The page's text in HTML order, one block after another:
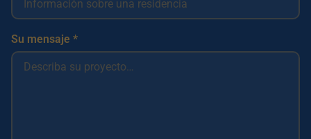
Su mensaje *